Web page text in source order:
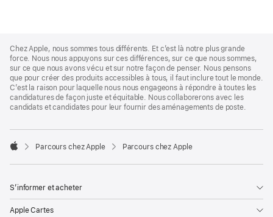
Footer
Chez Apple, nous sommes tous différents. Et c’est là notre plus grande
force. Nous nous appuyons sur ces différences, sur ce que nous sommes,
sur ce que nous avons vécu et sur notre façon de penser. Nous pensons
que pour créer des produits accessibles à tous, il faut inclure tout le monde.
C’est la raison pour laquelle nous nous engageons à répondre à toutes les
candidatures de façon juste et équitable. Nous collaborerons avec les
candidats et candidates pour leur fournir des aménagements de poste.

Parcours chez Apple Parcours chez Apple
S’informer et acheter
Apple Cartes